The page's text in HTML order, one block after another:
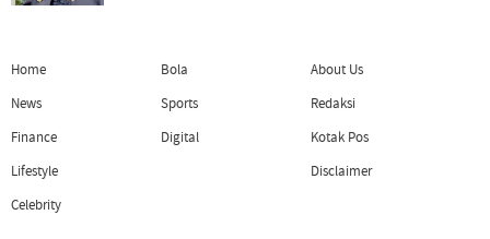
Home
News
Finance
Lifestyle
Celebrity
Bola
Sports
Digital
About Us
Redaksi
Kotak Pos
Disclaimer